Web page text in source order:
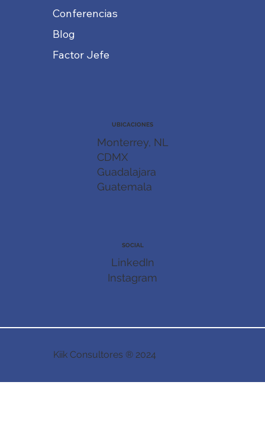
Conferencias
Blog
Factor Jefe
Monterrey, NL
CDMX
Guadalajara
Guatemala
UBICACIONES
LinkedIn
SOCIAL
Instagram
Kiik Consultores ® 2024